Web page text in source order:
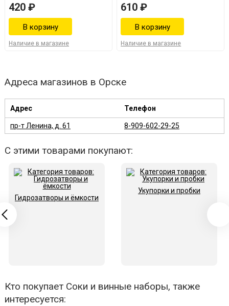
420 ₽
Наличие в магазине
610 ₽
Наличие в магазине
Адреса магазинов в Орске
Адрес Телефон
пр-т Ленина, д. 61 8-909-602-29-25
С этими товарами покупают:
Гидрозатворы и ёмкости
Укупорки и пробки
Кто покупает Соки и винные наборы, также
интересуется: